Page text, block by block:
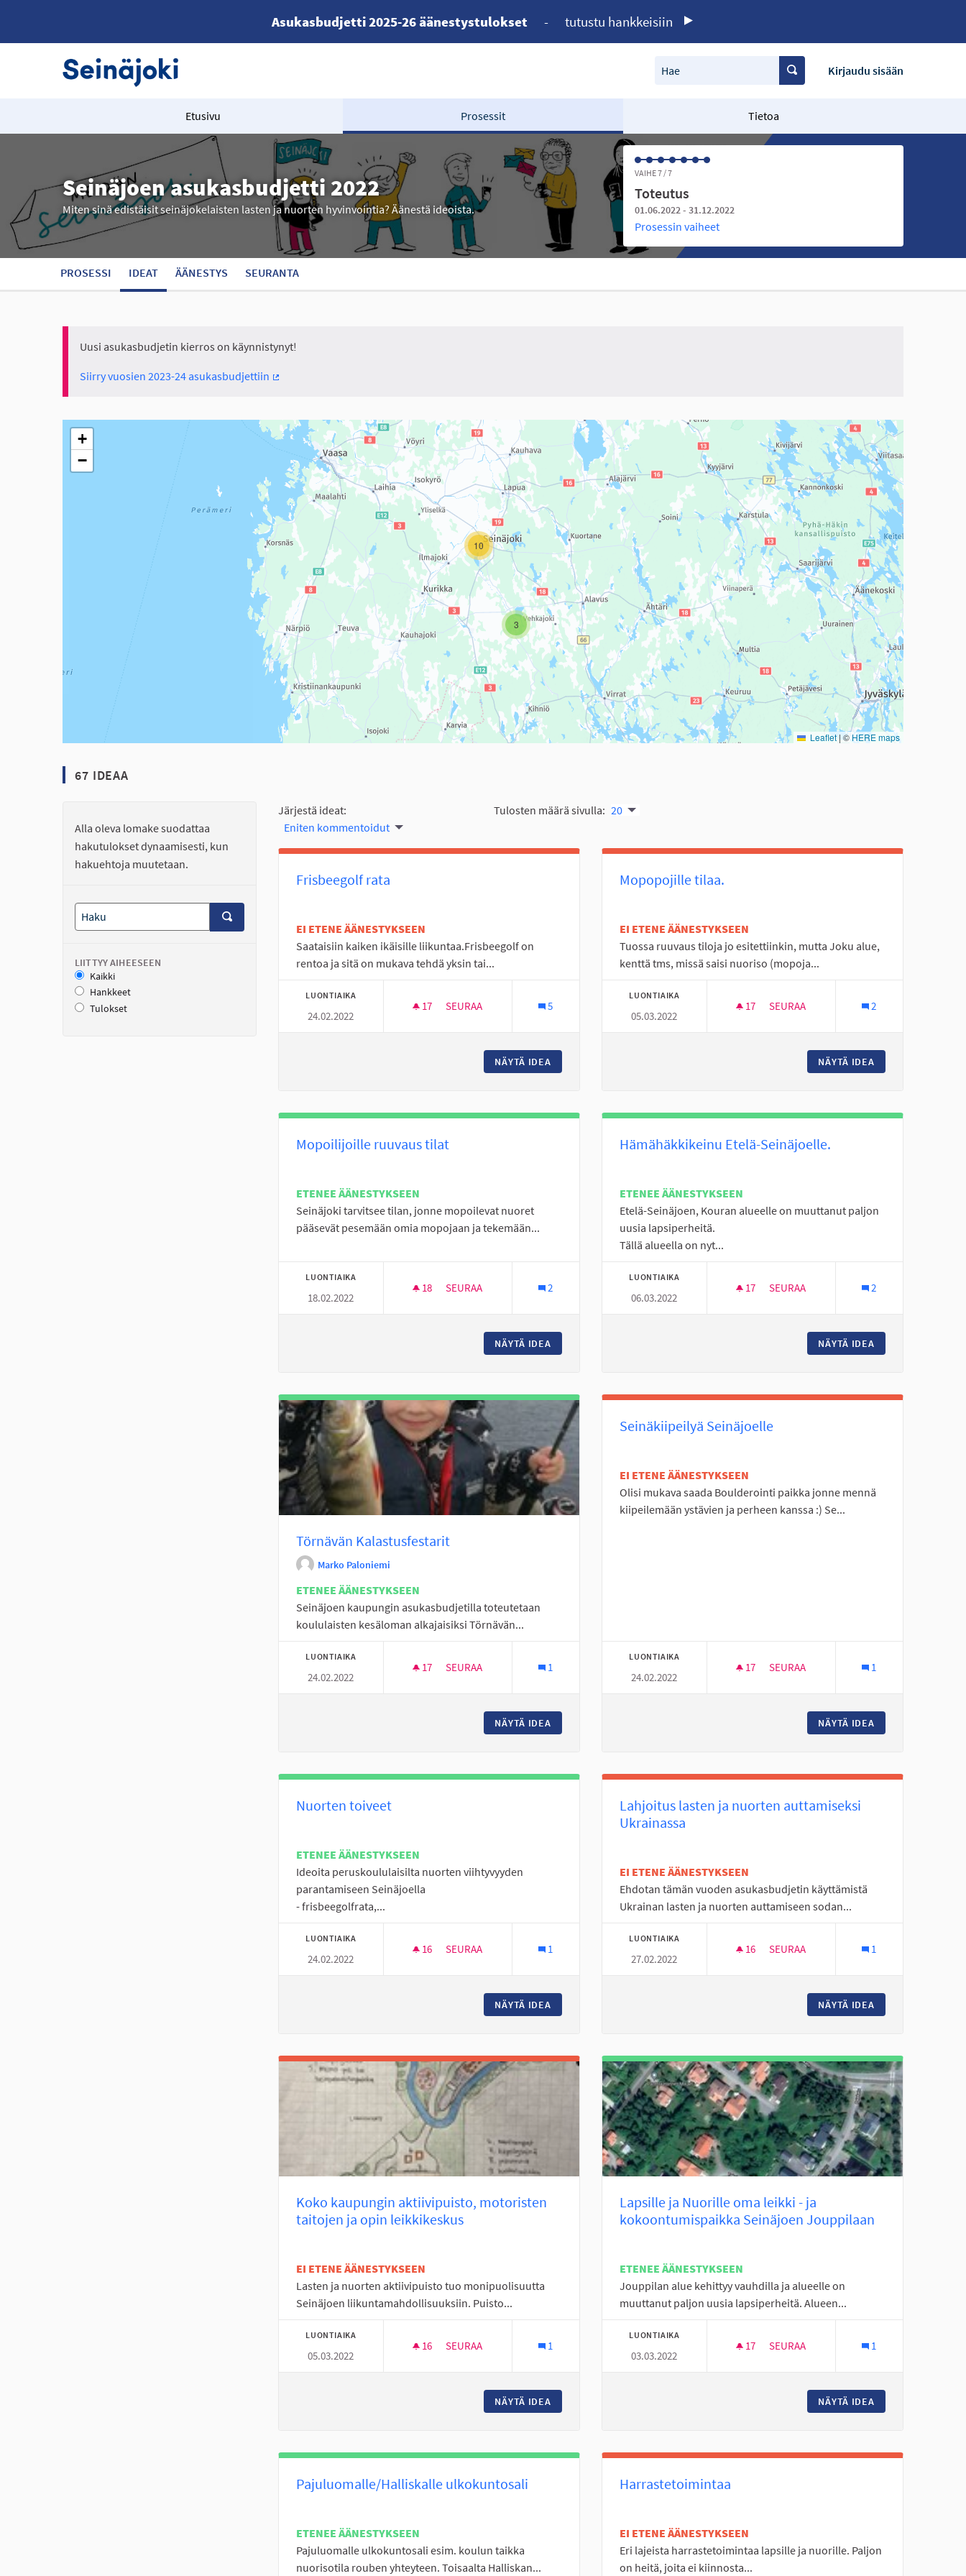
Asukasbudjetti 2025-26 äänestystulokset - tutustu hankkeisiin
Hae Kirjaudu sisään
Etusivu Prosessit Tietoa
Seinäjoen asukasbudjetti 2022
Miten sinä edistäisit seinäjokelaisten lasten ja nuorten hyvinvointia? Äänestä ideoista.
VAIHE 7 / 7
Toteutus
01.06.2022 - 31.12.2022
Prosessin vaiheet
PROSESSI IDEAT ÄÄNESTYS SEURANTA
Uusi asukasbudjetin kierros on käynnistynyt!
Siirry vuosien 2023-24 asukasbudjettiin
Seuraavassa elementissä on kartta, joka esittää tämän sivun tietueet karttapisteinä. Elementtiä voi käyttää ruudunlukijalla, mutta se voi olla vaikeaselkoinen.
3
10
+
−
Leaflet | ©HERE maps
67 IDEAA
Alla oleva lomake suodattaa
hakutulokset dynaamisesti, kun
hakuehtoja muutetaan.
LIITTYY AIHEESEEN
Kaikki
Hankkeet
Tulokset
Järjestä ideat:
Eniten kommentoidut
Tulosten määrä sivulla: 20
Frisbeegolf rata
EI ETENE ÄÄNESTYKSEEN
Saataisiin kaiken ikäisille liikuntaa.Frisbeegolf on
rentoa ja sitä on mukava tehdä yksin tai...
LUONTIAIKA
24.02.2022
17 17 SEURAAJAA
SEURAA 5
NÄYTÄ IDEA
Mopopojille tilaa.
EI ETENE ÄÄNESTYKSEEN
Tuossa ruuvaus tiloja jo esitettiinkin, mutta Joku alue,
kenttä tms, missä saisi nuoriso (mopoja...
LUONTIAIKA
05.03.2022
17 17 SEURAAJAA
SEURAA 2
NÄYTÄ IDEA
Mopoilijoille ruuvaus tilat
ETENEE ÄÄNESTYKSEEN
Seinäjoki tarvitsee tilan, jonne mopoilevat nuoret
pääsevät pesemään omia mopojaan ja tekemään...
LUONTIAIKA
18.02.2022
18 18 SEURAAJAA
SEURAA 2
NÄYTÄ IDEA
Hämähäkkikeinu Etelä-Seinäjoelle.
ETENEE ÄÄNESTYKSEEN
Etelä-Seinäjoen, Kouran alueelle on muuttanut paljon
uusia lapsiperheitä.
Tällä alueella on nyt...
LUONTIAIKA
06.03.2022
17 17 SEURAAJAA
SEURAA 2
NÄYTÄ IDEA
Törnävän Kalastusfestarit
Marko Paloniemi
ETENEE ÄÄNESTYKSEEN
Seinäjoen kaupungin asukasbudjetilla toteutetaan
koululaisten kesäloman alkajaisiksi Törnävän...
LUONTIAIKA
24.02.2022
17 17 SEURAAJAA
SEURAA 1
NÄYTÄ IDEA
Seinäkiipeilyä Seinäjoelle
EI ETENE ÄÄNESTYKSEEN
Olisi mukava saada Boulderointi paikka jonne mennä
kiipeilemään ystävien ja perheen kanssa :) Se...
LUONTIAIKA
24.02.2022
17 17 SEURAAJAA
SEURAA 1
NÄYTÄ IDEA
Nuorten toiveet
ETENEE ÄÄNESTYKSEEN
Ideoita peruskoululaisilta nuorten viihtyvyyden
parantamiseen Seinäjoella
- frisbeegolfrata,...
LUONTIAIKA
24.02.2022
16 16 SEURAAJAA
SEURAA 1
NÄYTÄ IDEA
Lahjoitus lasten ja nuorten auttamiseksi
Ukrainassa
EI ETENE ÄÄNESTYKSEEN
Ehdotan tämän vuoden asukasbudjetin käyttämistä
Ukrainan lasten ja nuorten auttamiseen sodan...
LUONTIAIKA
27.02.2022
16 16 SEURAAJAA
SEURAA 1
NÄYTÄ IDEA
Koko kaupungin aktiivipuisto, motoristen
taitojen ja opin leikkikeskus
EI ETENE ÄÄNESTYKSEEN
Lasten ja nuorten aktiivipuisto tuo monipuolisuutta
Seinäjoen liikuntamahdollisuuksiin. Puisto...
LUONTIAIKA
05.03.2022
16 16 SEURAAJAA
SEURAA
KOKO KAUPUNGIN AKTIIVIPUISTO, MOTORISTEN TAITOJEN JA OPIN LEIKKIKESKUS
1
NÄYTÄ IDEA KOKO KAUPUNGIN AKTIIVIPUISTO, MOTORISTEN TAITOJEN JA OPIN LEIKKIKESKUS
Lapsille ja Nuorille oma leikki - ja
kokoontumispaikka Seinäjoen Jouppilaan
ETENEE ÄÄNESTYKSEEN
Jouppilan alue kehittyy vauhdilla ja alueelle on
muuttanut paljon uusia lapsiperheitä. Alueen...
LUONTIAIKA
03.03.2022
17 17 SEURAAJAA
SEURAA 1
NÄYTÄ IDEA
Pajuluomalle/Halliskalle ulkokuntosali
ETENEE ÄÄNESTYKSEEN
Pajuluomalle ulkokuntosali esim. koulun taikka
nuorisotila rouben yhteyteen. Toisaalta Halliskan...
Harrastetoimintaa
EI ETENE ÄÄNESTYKSEEN
Eri lajeista harrastetoimintaa lapsille ja nuorille. Paljon
on heitä, joita ei kiinnosta...